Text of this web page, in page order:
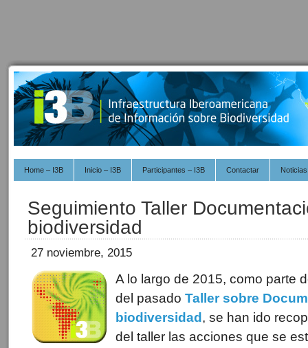
Home – I3B Inicio – I3B Participantes – I3B Contactar Noticias
Seguimiento Taller
biodiversidad
27 noviembre, 2015
A lo largo de 2015, como parte
del pasado Taller sobre
biodiversidad , se han ido
del taller las acciones que se